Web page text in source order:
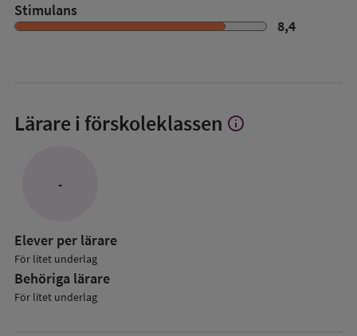
Stimulans
8,4
Lärare i förskoleklassen Visa
info
-
Elever per lärare
För litet underlag
Behöriga lärare
För litet underlag